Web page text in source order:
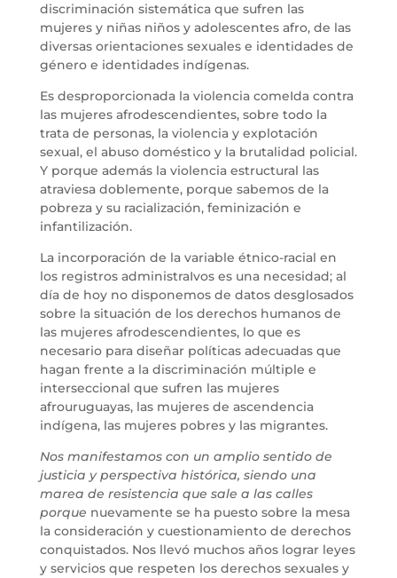
discriminación sistemática que sufren las
mujeres y niñas niños y adolescentes afro, de las
diversas orientaciones sexuales e identidades de
género e identidades indígenas.
Es desproporcionada la violencia comeIda contra
las mujeres afrodescendientes, sobre todo la
trata de personas, la violencia y explotación
sexual, el abuso doméstico y la brutalidad policial.
Y porque además la violencia estructural las
atraviesa doblemente, porque sabemos de la
pobreza y su racialización, feminización e
infantilización.
La incorporación de la variable étnico-racial en
los registros administraIvos es una necesidad; al
día de hoy no disponemos de datos desglosados
sobre la situación de los derechos humanos de
las mujeres afrodescendientes, lo que es
necesario para diseñar políticas adecuadas que
hagan frente a la discriminación múltiple e
interseccional que sufren las mujeres
afrouruguayas, las mujeres de ascendencia
indígena, las mujeres pobres y las migrantes.
Nos manifestamos con un amplio sentido de
justicia y perspectiva histórica, siendo una
marea de resistencia que sale a las calles
porque nuevamente se ha puesto sobre la mesa
la consideración y cuestionamiento de derechos
conquistados. Nos llevó muchos años lograr leyes
y servicios que respeten los derechos sexuales y